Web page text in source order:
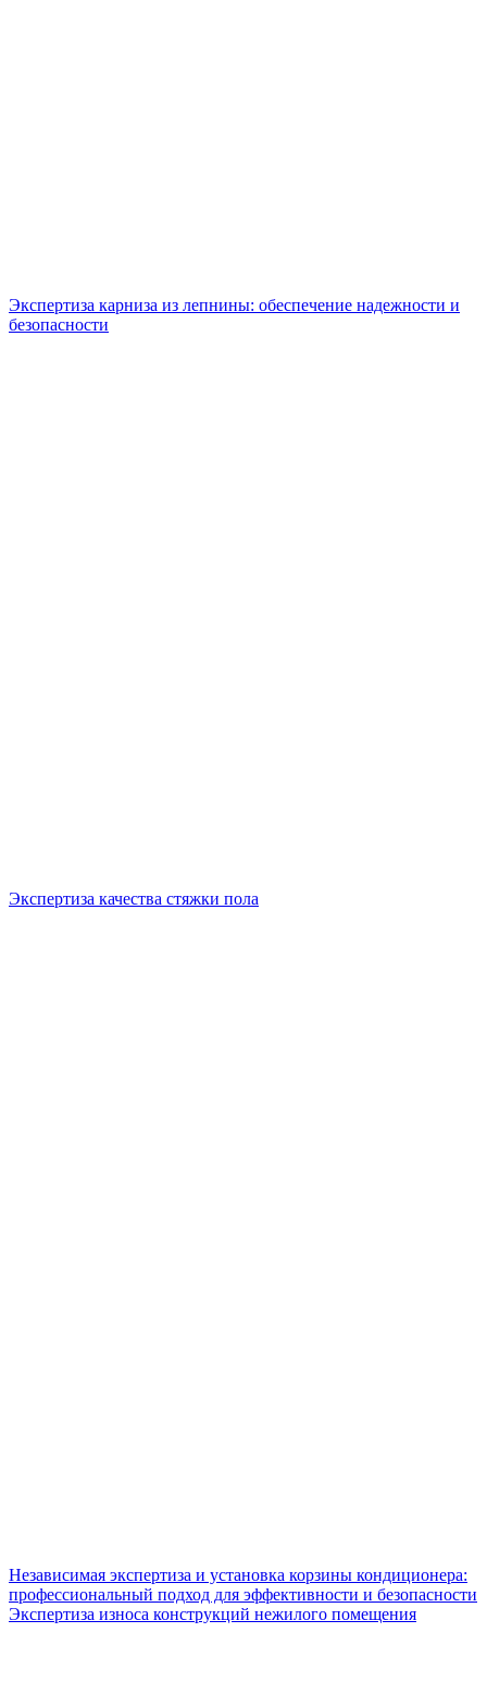
Экспертиза карниза из лепнины: обеспечение надежности и
безопасности
Экспертиза качества стяжки пола
Независимая экспертиза и установка корзины кондиционера:
профессиональный подход для эффективности и безопасности
Экспертиза износа конструкций нежилого помещения